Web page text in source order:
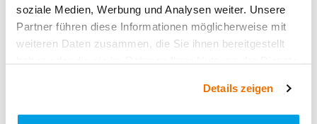
soziale Medien, Werbung und Analysen weiter. Unsere
Partner führen diese Informationen möglicherweise mit
weiteren Daten zusammen, die Sie ihnen bereitgestellt
Details zeigen